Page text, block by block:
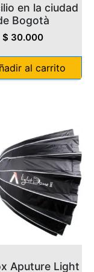
en la ciudad
Bogotà
$ 30.000
al carrito
Aputure Light